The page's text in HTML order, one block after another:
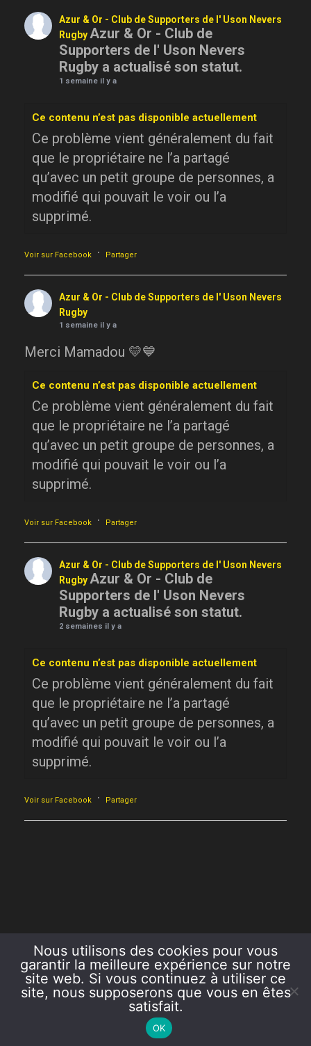
Azur & Or - Club de Supporters de l' Uson Nevers
RugbyAzur & Or - Club de
Supporters de l' Uson Nevers
Rugby a actualisé son statut.
1 semaine il y a
Ce contenu n’est pas disponible actuellement
Ce problème vient généralement du fait
que le propriétaire ne l’a partagé
qu’avec un petit groupe de personnes, a
modifié qui pouvait le voir ou l’a
supprimé.
Voir sur Facebook · Partager
Azur & Or - Club de Supporters de l' Uson Nevers
Rugby
1 semaine il y a
Merci Mamadou 💛💙
Ce contenu n’est pas disponible actuellement
Ce problème vient généralement du fait
que le propriétaire ne l’a partagé
qu’avec un petit groupe de personnes, a
modifié qui pouvait le voir ou l’a
supprimé.
Voir sur Facebook · Partager
Azur & Or - Club de Supporters de l' Uson Nevers
RugbyAzur & Or - Club de
Supporters de l' Uson Nevers
Rugby a actualisé son statut.
2 semaines il y a
Ce contenu n’est pas disponible actuellement
Ce problème vient généralement du fait
que le propriétaire ne l’a partagé
qu’avec un petit groupe de personnes, a
modifié qui pouvait le voir ou l’a
supprimé.
Voir sur Facebook · Partager
COPYRIGHT 2026 AZUR ET OR
Nous utilisons des cookies pour vous
garantir la meilleure expérience sur notre
site web. Si vous continuez à utiliser ce
site, nous supposerons que vous en êtes
satisfait.
OK